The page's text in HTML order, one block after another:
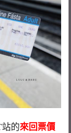
站的來回票價